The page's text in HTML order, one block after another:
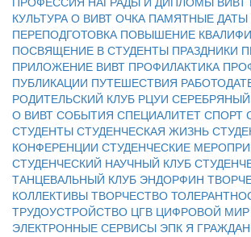
КУЛЬТУРАО ВИВТ ОЧКА ПАМЯТНЫЕ ДАТЫ
ПЕРЕПОДГОТОВКА ПОВЫШЕНИЕ
ПОСВЯЩЕНИЕ В СТУДЕНТЫ ПРАЗДНИКИ
ПРИЛОЖЕНИЕ ВИВТ ПРОФИЛАКТИКА
ПУБЛИКАЦИИ ПУТЕШЕСТВИЯ
РОДИТЕЛЬСКИЙ КЛУБ РЦУИ
О ВИВТ СОБЫТИЯ СПЕЦИАЛИТЕТ СПОРТ
СТУДЕНТЫ СТУДЕНЧЕСКАЯ ЖИЗНЬ
КОНФЕРЕНЦИИ СТУДЕНЧЕСКИЕ
СТУДЕНЧЕСКИЙ НАУЧНЫЙ КЛУБ
ТАНЦЕВАЛЬНЫЙ КЛУБ ЭНДОРФИН
КОЛЛЕКТИВЫ ТВОРЧЕСТВО
ТРУДОУСТРОЙСТВО ЦГВ ЦИФРОВОЙ МИР
ЭЛЕКТРОННЫЕ СЕРВИСЫ ЭПК Я